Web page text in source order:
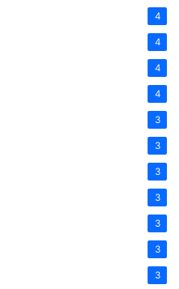
4
4
4
4
3
3
3
3
3
3
3